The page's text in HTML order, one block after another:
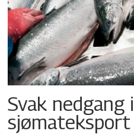
Svak nedgang